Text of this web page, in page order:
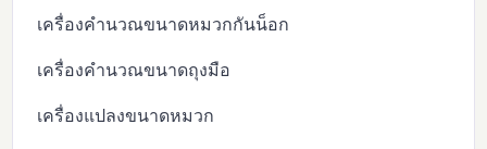
เครื่องคำนวณขนาดหมวกกันน็อก
เครื่องคำนวณขนาดถุงมือ
เครื่องแปลงขนาดหมวก